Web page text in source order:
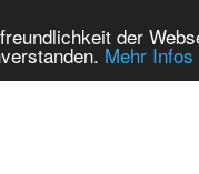
der
Mehr Infos